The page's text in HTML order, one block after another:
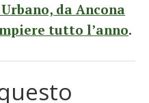
da Ancona
tutto l’anno.